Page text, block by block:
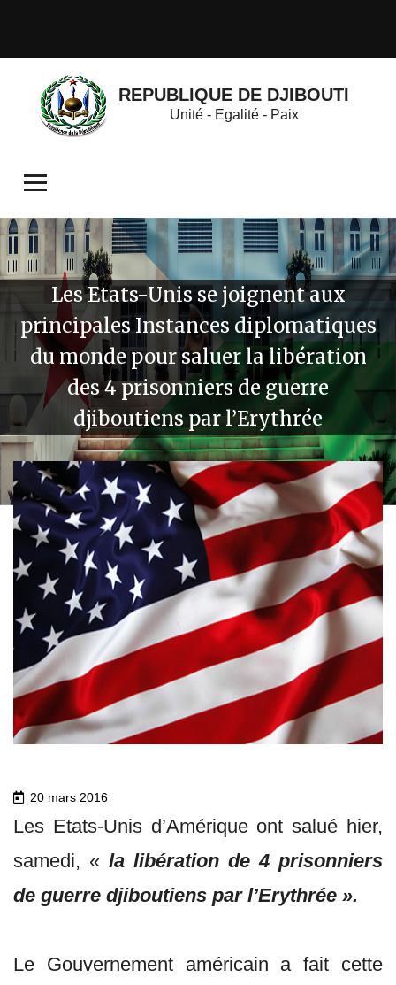
REPUBLIQUE DE DJIBOUTI
Unité - Egalité - Paix
Les Etats-Unis se joignent aux
principales Instances diplomatiques
du monde pour saluer la libération
des 4 prisonniers de guerre
djiboutiens par l’Erythrée
20 mars 2016
Les Etats-Unis d’Amérique ont salué hier,
samedi, « la libération de 4 prisonniers
de guerre djiboutiens par l’Erythrée ».
Le Gouvernement américain a fait cette